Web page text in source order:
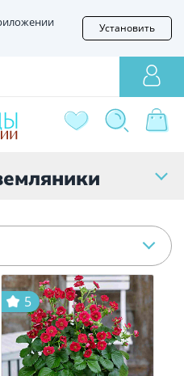
Установить
5